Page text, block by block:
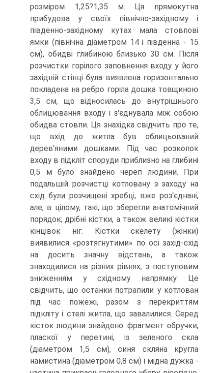
розміром 1,25?1,35 м. Ця прямокутна
прибудова у своїх північно-західному і
південно-західному кутах мала стовпові
ямки (північна діаметром 14 і південна - 15
см), обидві глибиною близько 30 см. Після
розчистки горілого заповнення входу у його
західній стінці була виявлена горизонтально
покладена на ребро горіла дошка товщиною
3,5 см, що відносилась до внутрішнього
облицювання входу і з'єднувала між собою
обидва стовпи. Ця знахідка свідчить про те,
що вхід до житла був облицьований
дерев'яними дошками. Під час розкопок
входу в підкліт споруди приблизно на глибині
0,5 м було знайдено череп людини. При
подальшій розчистці котловану з заходу на
схід були розчищені хребці, вже роз'єднані,
але, в цілому, такі, що зберегли анатомічний
порядок; дрібні кістки, а також великі кістки
кінцівок ніг. Кістки скелету (жінки)
виявилися «розтягнутими» по осі захід-схід
на досить значну відстань, а також
знаходилися на різних рівнях, з поступовим
зниженням у східному напрямку. Це
свідчить, що останки потрапили у котлован
під час пожежі, разом з перекриттям
підкліту і стелі житла, що завалилися. Серед
кісток людини знайдено: фрагмент обручки,
пласкої у перетині, із зеленого скла
(діаметром 1,5 см), синя скляна кругла
намистина (діаметром 0,8 см) і мідна дужка -